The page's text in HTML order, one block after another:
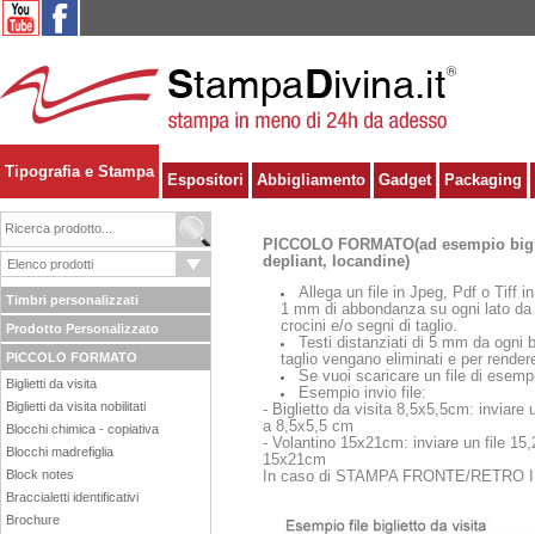
Tipografia e Stampa Espositori Abbigliamento Gadget Packaging
Timbri personalizzati
Prodotto Personalizzato
PICCOLO FORMATO
Biglietti da visita
Biglietti da visita nobilitati
Blocchi chimica - copiativa
Blocchi madrefiglia
Block notes
Braccialetti identificativi
Brochure
PICCOLO FORMATO(ad esempio
depliant, locandine)
Allega un file in Jpeg, Pdf o Tiff
1 mm di abbondanza su ogni lato
crocini e/o segni di taglio.
Testi distanziati di 5 mm da ogni
taglio vengano eliminati e per
Se vuoi scaricare un file di
Esempio invio file:
- Biglietto da visita 8,5x5,5cm: inviare
a 8,5x5,5 cm
- Volantino 15x21cm: inviare un file
15x21cm
In caso di STAMPA FRONTE/